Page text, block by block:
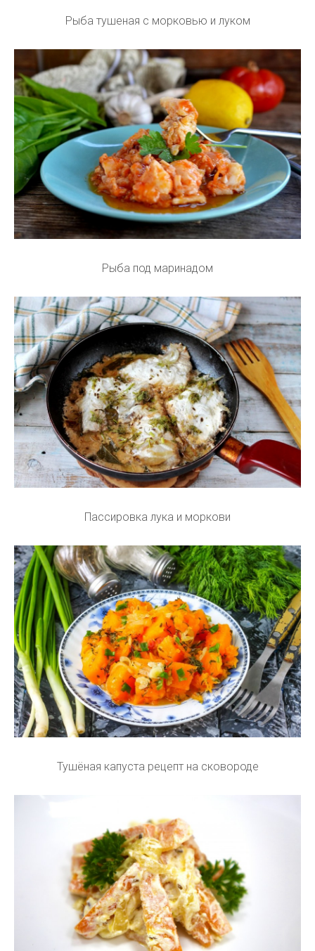
Рыба тушеная с морковью и луком
Рыба под маринадом
Пассировка лука и моркови
Тушёная капуста рецепт на сковороде